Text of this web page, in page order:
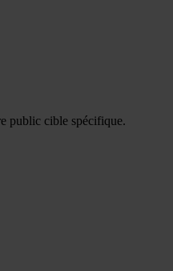
public cible spécifique.